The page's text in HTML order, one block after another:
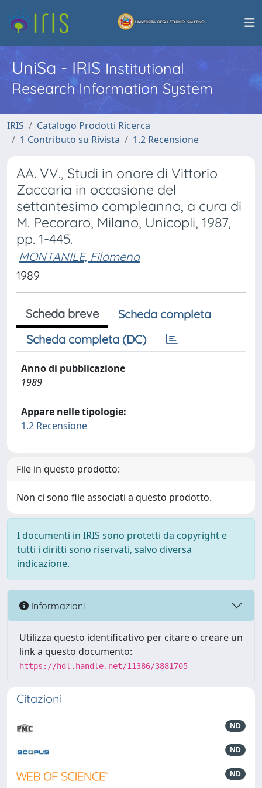
UniSa - IRISInstitutional
Research Information System
IRIS
Catalogo Prodotti Ricerca
1 Contributo su Rivista
1.2 Recensione
AA. VV., Studi in onore di Vittorio
Zaccaria in occasione del
settantesimo compleanno, a cura di
M. Pecoraro, Milano, Unicopli, 1987,
pp. 1-445.
MONTANILE, Filomena
1989
Scheda breve
Scheda completa
Scheda completa (DC)
Anno di pubblicazione
1989
Appare nelle tipologie:
1.2 Recensione
File in questo prodotto:
Non ci sono file associati a questo prodotto.
I documenti in IRIS sono protetti da copyright e
tutti i diritti sono riservati, salvo diversa
indicazione.
Informazioni
Utilizza questo identificativo per citare o creare un
link a questo documento:
https://hdl.handle.net/11386/3881705
Citazioni
ND
ND
ND